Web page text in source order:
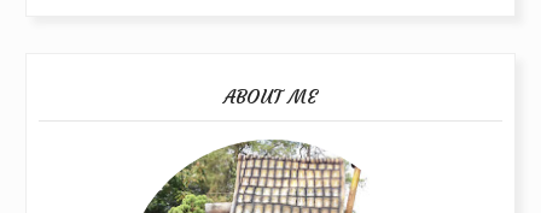
ABOUT ME